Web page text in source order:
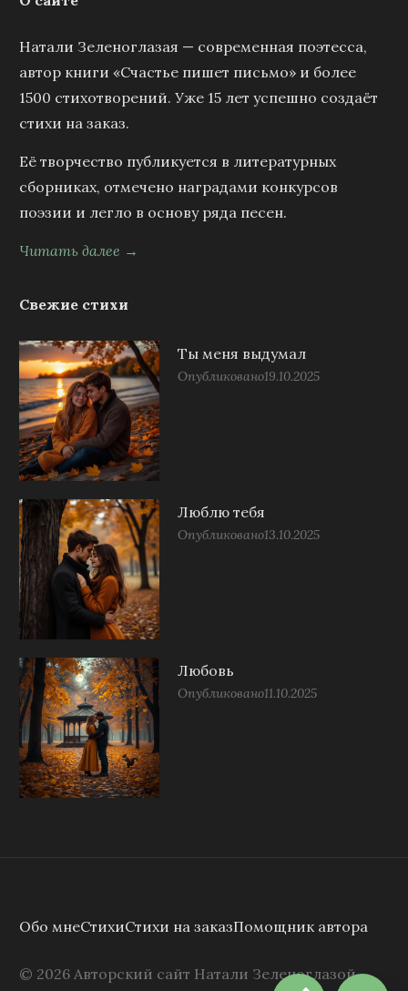
Натали Зеленоглазая — современная поэтесса,
автор книги «Счастье пишет письмо» и более
1500 стихотворений. Уже 15 лет успешно создаёт
стихи на заказ.
Её творчество публикуется в литературных
сборниках, отмечено наградами конкурсов
поэзии и легло в основу ряда песен.
Читать далее →
Свежие стихи
Ты меня выдумал
Опубликовано19.10.2025
Люблю тебя
Опубликовано13.10.2025
Любовь
Опубликовано11.10.2025
Обо мнеСтихиСтихи на заказПомощник автора
© 2026 Авторский сайт Натали Зеленоглазой